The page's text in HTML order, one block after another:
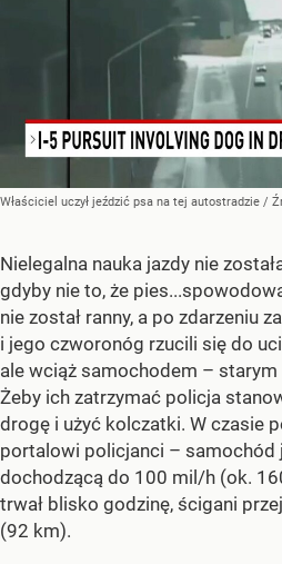
Właściciel uczył jeździć psa na tej autostradzie /
Nielegalna nauka jazdy nie
gdyby nie to, że
nie został ranny, a po zdarzeniu
i jego czworonóg rzucili się do
ale wciąż samochodem –
Żeby ich zatrzymać policja
drogę i użyć kolczatki. W czasie
portalowi policjanci – samochód
dochodzącą do 100 mil/h (ok.
trwał blisko godzinę, ścigani
(92 km).